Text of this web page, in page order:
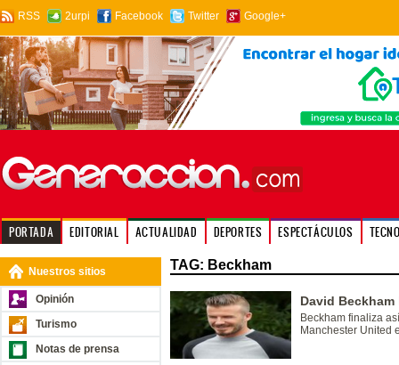
RSS 2urpi Facebook Twitter Google+
PORTADA EDITORIAL ACTUALIDAD DEPORTES ESPECTÁCULOS
Nuestros sitios
Opinión
Turismo
Notas de prensa
TAG: Beckham
David
Beckham finaliza
Manchester United